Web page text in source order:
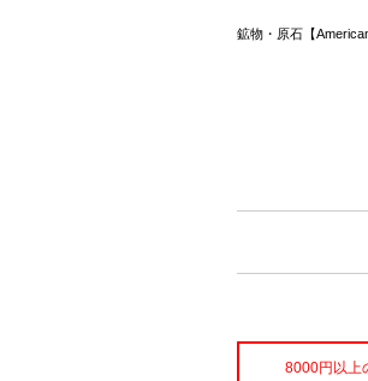
鉱物・原石【
8000円以上